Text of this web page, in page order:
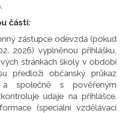
částí:
zástupce odevzdá (pokud
2026) vyplněnou přihlášku,
stránkách školy v období
předloží občanský průkaz
společně s pověřeným
údaje na přihlášce.
(speciální vzdělávací